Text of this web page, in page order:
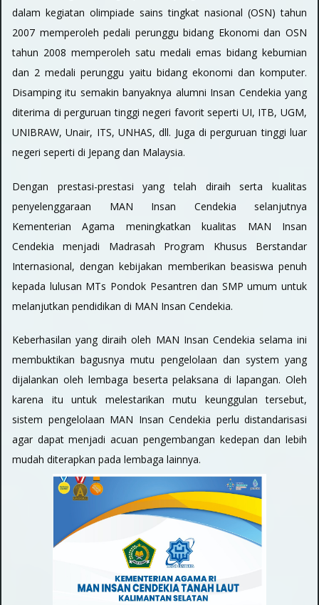
dalam kegiatan olimpiade sains tingkat nasional (OSN) tahun
2007 memperoleh pedali perunggu bidang Ekonomi dan OSN
tahun 2008 memperoleh satu medali emas bidang kebumian
dan 2 medali perunggu yaitu bidang ekonomi dan komputer.
Disamping itu semakin banyaknya alumni Insan Cendekia yang
diterima di perguruan tinggi negeri favorit seperti UI, ITB, UGM,
UNIBRAW, Unair, ITS, UNHAS, dll. Juga di perguruan tinggi luar
negeri seperti di Jepang dan Malaysia.
Dengan prestasi-prestasi yang telah diraih serta kualitas
penyelenggaraan MAN Insan Cendekia selanjutnya
Kementerian Agama meningkatkan kualitas MAN Insan
Cendekia menjadi Madrasah Program Khusus Berstandar
Internasional, dengan kebijakan memberikan beasiswa penuh
kepada lulusan MTs Pondok Pesantren dan SMP umum untuk
melanjutkan pendidikan di MAN Insan Cendekia.
Keberhasilan yang diraih oleh MAN Insan Cendekia selama ini
membuktikan bagusnya mutu pengelolaan dan system yang
dijalankan oleh lembaga beserta pelaksana di lapangan. Oleh
karena itu untuk melestarikan mutu keunggulan tersebut,
sistem pengelolaan MAN Insan Cendekia perlu distandarisasi
agar dapat menjadi acuan pengembangan kedepan dan lebih
mudah diterapkan pada lembaga lainnya.